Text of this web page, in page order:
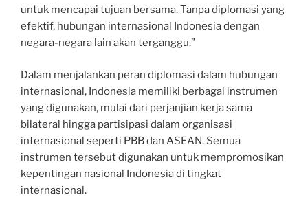
untuk mencapai tujuan bersama. Tanpa diplomasi yang
efektif, hubungan internasional Indonesia dengan
negara-negara lain akan terganggu.”
Dalam menjalankan peran diplomasi dalam hubungan
internasional, Indonesia memiliki berbagai instrumen
yang digunakan, mulai dari perjanjian kerja sama
bilateral hingga partisipasi dalam organisasi
internasional seperti PBB dan ASEAN. Semua
instrumen tersebut digunakan untuk mempromosikan
kepentingan nasional Indonesia di tingkat
internasional.